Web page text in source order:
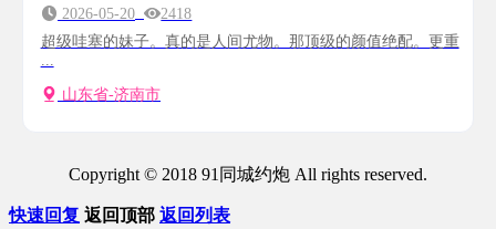
2026-05-20
2418
超级哇塞的妹子。真的是人间尤物。那顶级的颜值绝配。更重
山东省-济南市
Copyright © 2018 91同城约炮 All rights reserved.
快速回复 返回顶部 返回列表